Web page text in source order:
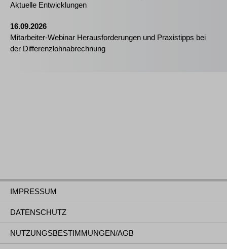
Aktuelle Entwicklungen
16.09.2026
Mitarbeiter-Webinar Herausforderungen und Praxistipps bei
der Differenzlohnabrechnung
IMPRESSUM
DATENSCHUTZ
NUTZUNGSBESTIMMUNGEN/AGB